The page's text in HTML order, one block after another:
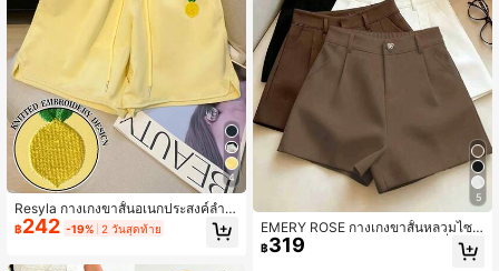
4
Resyla กางเกงขาสั้นอเนกประสงค์ลำล
องเอวรูด เชือกปักลายเลมอนไซส์ใหญ่พิ
เศษ
฿242 -19% 2 วันสุดท้าย
5
EMERY ROSE กางเกงขาสั้นหลวมไซส์
ใหญ่สำหรับผู้หญิง สำหรับใส่ไปเที่ยว
฿319